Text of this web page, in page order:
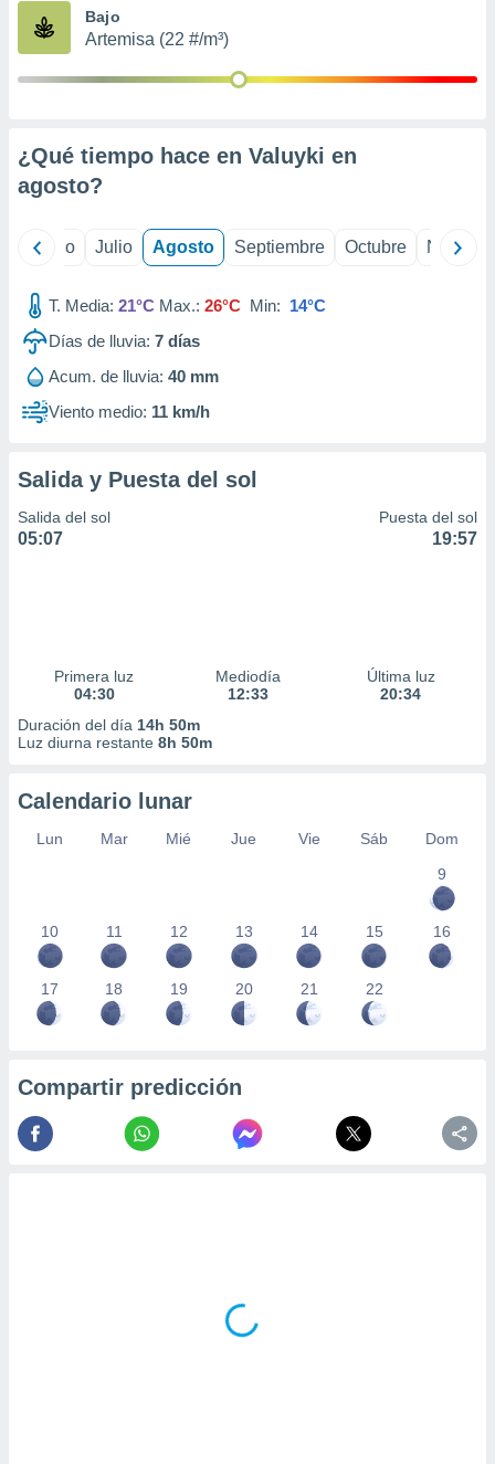
publicidad
1199
Bajo
Artemisa (22 #/m³)
¿Qué tiempo hace en Valuyki en
agosto?
Junio Julio Agosto Septiembre Octubre
T. Media: 21°C Max.: 26°C Min: 14°C
Días de lluvia: 7 días
Acum. de lluvia: 40 mm
Viento medio: 11 km/h
Salida y Puesta del sol
Salida del sol
05:07
Puesta del sol
19:57
Primera luz
04:30
Mediodía
12:33
Última luz
20:34
Duración del día 14h 50m
Luz diurna restante 8h 50m
Calendario lunar
Lun Mar Mié Jue Vie Sáb
Dom
9
10 11 12 13 14 15 16
17 18 19 20 21 22
Compartir predicción